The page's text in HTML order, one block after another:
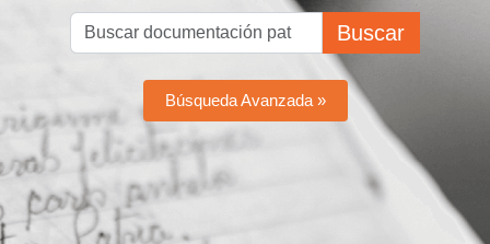
Buscar
Búsqueda Avanzada »